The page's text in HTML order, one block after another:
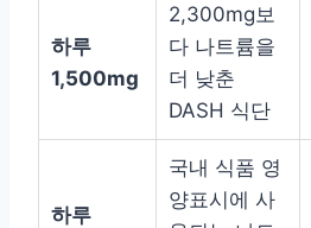
하루
1,500mg
2,300mg보
다 나트륨을
더 낮춘
DASH 식단
하루
국내 식품 영
양표시에 사